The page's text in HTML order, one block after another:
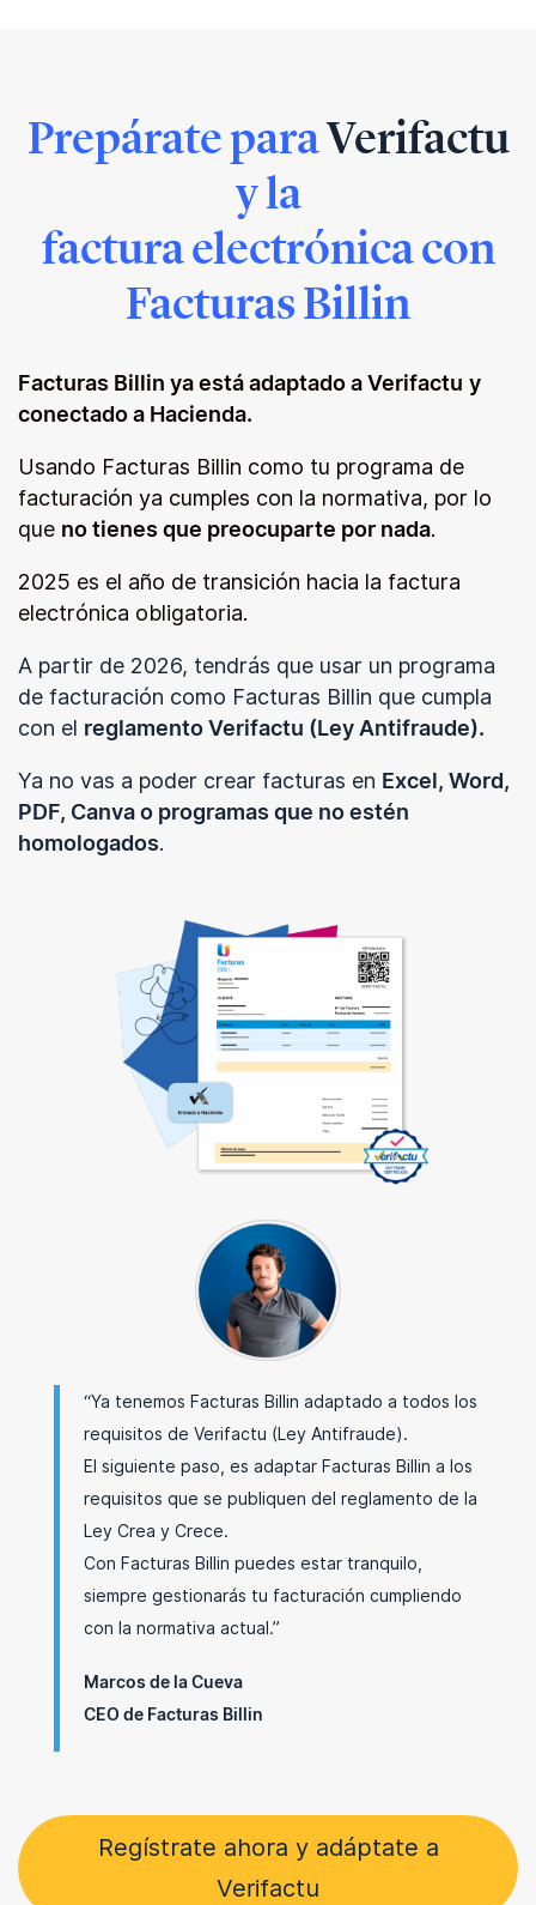
Prepárate paraVerifactu
y la
factura electrónica con
Facturas Billin
Facturas Billin ya está adaptado a Verifactu y
conectado a Hacienda.
Usando Facturas Billin como tu programa de
facturación ya cumples con la normativa, por lo
que no tienes que preocuparte por nada.
2025 es el año de transición hacia la factura
electrónica obligatoria.
A partir de 2026, tendrás que usar un programa
de facturación como Facturas Billin que cumpla
con el reglamento Verifactu (Ley Antifraude).
Ya no vas a poder crear facturas en Excel, Word,
PDF, Canva o programas que no estén
homologados.
“Ya tenemos Facturas Billin adaptado a todos los
requisitos de Verifactu (Ley Antifraude).
El siguiente paso, es adaptar Facturas Billin a los
requisitos que se publiquen del reglamento de la
Ley Crea y Crece.
Con Facturas Billin puedes estar tranquilo,
siempre gestionarás tu facturación cumpliendo
con la normativa actual.”
Marcos de la Cueva
CEO de Facturas Billin
Regístrate ahora y adáptate a
Verifactu